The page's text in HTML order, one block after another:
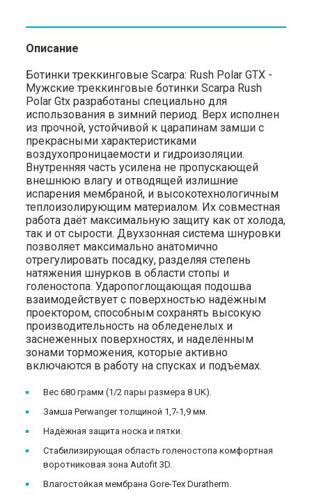
Описание
Ботинки треккинговые Scarpa: Rush Polar GTX -
Мужские треккинговые ботинки Scarpa Rush
Polar Gtx разработаны специально для
использования в зимний период. Верх исполнен
из прочной, устойчивой к царапинам замши с
прекрасными характеристиками
воздухопроницаемости и гидроизоляции.
Внутренняя часть усилена не пропускающей
внешнюю влагу и отводящей излишние
испарения мембраной, и высокотехнологичным
теплоизолирующим материалом. Их совместная
работа даёт максимальную защиту как от холода,
так и от сырости. Двухзонная система шнуровки
позволяет максимально анатомично
отрегулировать посадку, разделяя степень
натяжения шнурков в области стопы и
голеностопа. Ударопоглощающая подошва
взаимодействует с поверхностью надёжным
проектором, способным сохранять высокую
производительность на обледенелых и
заснеженных поверхностях, и наделённым
зонами торможения, которые активно
включаются в работу на спусках и подъёмах.
Вес 680 грамм (1/2 пары размера 8 UK).
Замша Perwanger толщиной 1,7-1,9 мм.
Надёжная защита носка и пятки.
Стабилизирующая область голеностопа комфортная
воротниковая зона Autofit 3D.
Влагостойкая мембрана Gore-Tex Duratherm.